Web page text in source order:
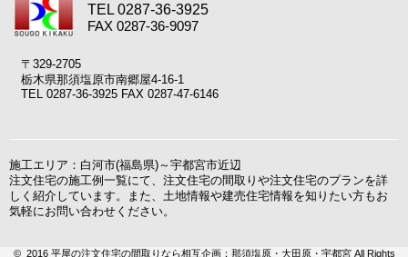
TEL 0287-36-3925
FAX 0287-36-9097
〒329-2705
栃木県那須塩原市南郷屋4-16-1
TEL 0287-36-3925 FAX 0287-47-6146
施工エリア：白河市(福島県)～宇都宮市近辺
注文住宅の施工例一覧にて、注文住宅の間取りや注文住宅のプランを詳
しく紹介しています。また、土地情報や建売住宅情報を知りたい方もお
気軽にお問い合わせください。
© 2016 平屋の注文住宅の間取りなら相互企画：那須塩原・大田原・宇都宮 All Rights